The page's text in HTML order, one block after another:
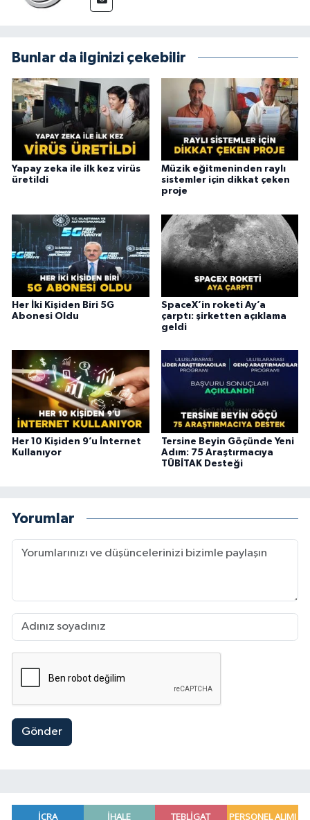
Bunlar da ilginizi çekebilir
Yapay zeka ile ilk kez virüs
üretildi
Müzik eğitmeninden raylı
sistemler için dikkat çeken
proje
Her İki Kişiden Biri 5G
Abonesi Oldu
SpaceX’in roketi Ay’a
çarptı: şirketten açıklama
geldi
Her 10 Kişiden 9’u İnternet
Kullanıyor
Tersine Beyin Göçünde Yeni
Adım: 75 Araştırmacıya
TÜBİTAK Desteği
Yorumlar
Gönder